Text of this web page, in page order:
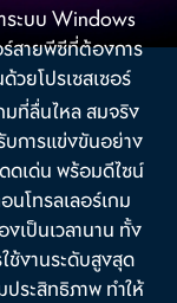
ระบบ Windows
สายพีซีที่ต้องการ
ยโปรเซสเซอร์
ที่ลื่นไหล สมจริง
บการแข่งขันอย่าง
ดเด่น พร้อมดีไซน์
โทรลเลอร์เกม
เป็นเวลานาน ทั้ง
ช้งานระดับสูงสุด
ระสิทธิภาพ ทำให้